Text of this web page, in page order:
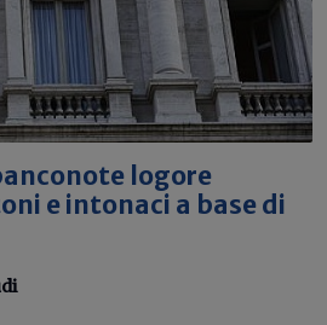
logore
e intonaci a base di